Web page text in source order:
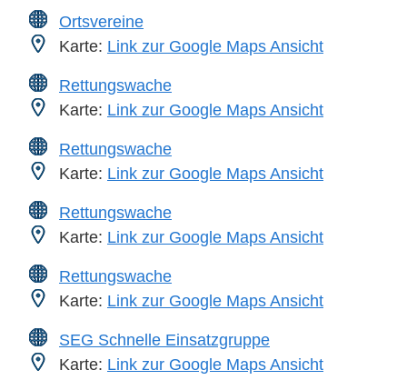
Ortsvereine
Karte: Link zur Google Maps Ansicht
Rettungswache
Karte: Link zur Google Maps Ansicht
Rettungswache
Karte: Link zur Google Maps Ansicht
Rettungswache
Karte: Link zur Google Maps Ansicht
Rettungswache
Karte: Link zur Google Maps Ansicht
SEG Schnelle Einsatzgruppe
Karte: Link zur Google Maps Ansicht